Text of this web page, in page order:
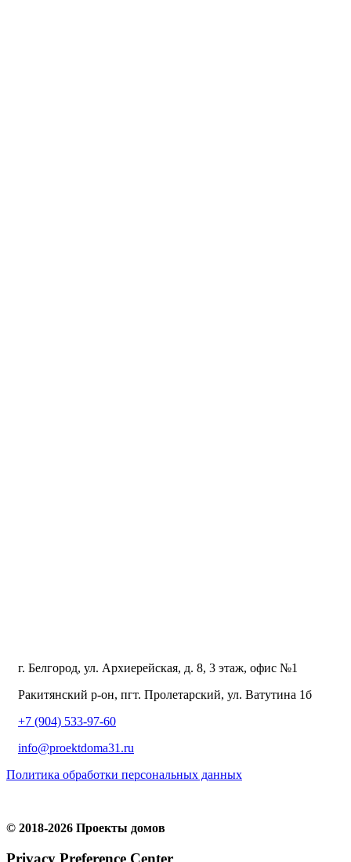
г. Белгород, ул. Архиерейская, д. 8, 3 этаж, офис №1
Ракитянский р-он, пгт. Пролетарский, ул. Ватутина 1б
+7 (904) 533-97-60
info@proektdoma31.ru
Политика обработки персональных данных
© 2018-2026 Проекты домов
Privacy Preference Center